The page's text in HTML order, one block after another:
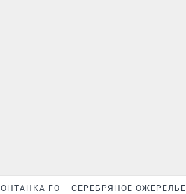
ГО СЕРЕБРЯНОЕ ОЖЕРЕЛЬЕ